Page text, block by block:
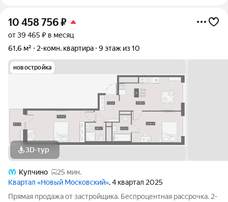
10 458 756₽
от 39 465 ₽ в месяц
61,6 м²
2-комн. квартира 9 этаж из 10
новостройка
3D-тур
Купчино
25 мин.
Квартал «Новый Московский», 4 квартал 2025
Прямая продажа от застройщика. Беспроцентная рассрочка. 2-